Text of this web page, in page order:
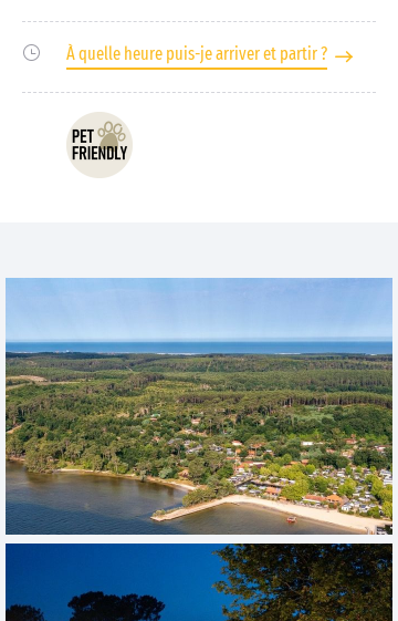
À quelle heure puis-je arriver et partir ?